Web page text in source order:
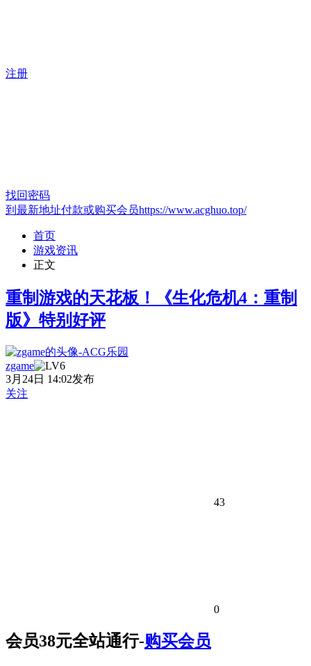
注册
找回密码
到最新地址付款或购买会员https://www.acghuo.top/
首页
游戏资讯
正文
重制游戏的天花板！《生化危机4：重制
版》特别好评
zgame
3月24日 14:02发布
关注
43
0
会员38元全站通行-购买会员